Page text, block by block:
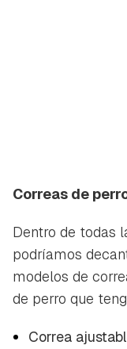
Correas de
Dentro de todas
podríamos
modelos de
de perro que
Correa